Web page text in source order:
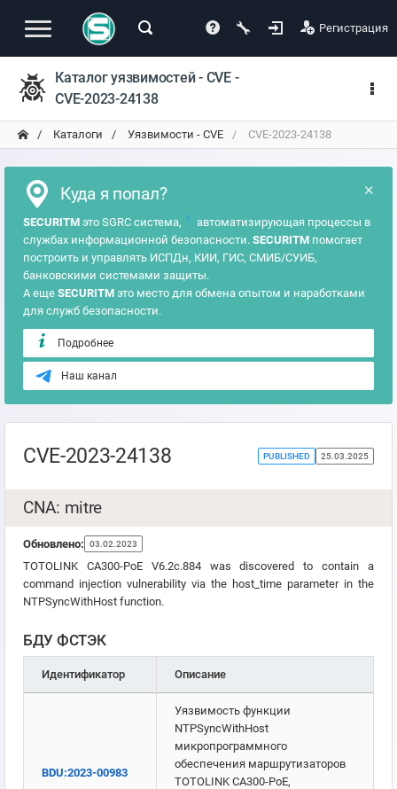
Регистрация
Каталог уязвимостей - CVE -
CVE-2023-24138
Каталоги Уязвимости - CVE CVE-2023-24138
×
Куда я попал?
SECURITM это SGRC система, ?
автоматизирующая процессы в
службах информационной безопасности. SECURITM помогает
построить и управлять ИСПДн, КИИ, ГИС, СМИБ/СУИБ,
банковскими системами защиты.
А еще SECURITM это место для обмена опытом и наработками
для служб безопасности.
Подробнее
Наш канал
CVE-2023-24138 PUBLISHED 25.03.2025
CNA: mitre
Обновлено: 03.02.2023
TOTOLINK CA300-PoE V6.2c.884 was discovered to contain a
command injection vulnerability via the host_time parameter in the
NTPSyncWithHost function.
БДУ ФСТЭК
Идентификатор Описание
BDU:2023-00983
Уязвимость функции
NTPSyncWithHost
микропрограммного
обеспечения маршрутизаторов
TOTOLINK CA300-PoE,